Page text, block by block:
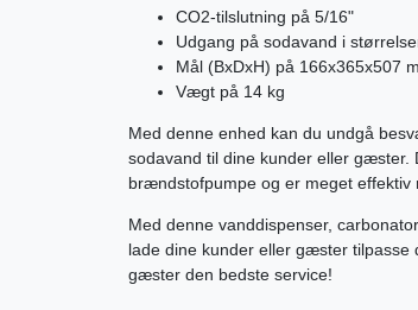
CO2-tilslutning på 5/16"
Udgang på sodavand i
Mål (BxDxH) på 166x365x507
Vægt på 14 kg
Med denne enhed kan du undgå
sodavand til dine kunder eller gæster.
brændstofpumpe og er meget effektiv
Med denne vanddispenser,
lade dine kunder eller gæster tilpasse
gæster den bedste service!